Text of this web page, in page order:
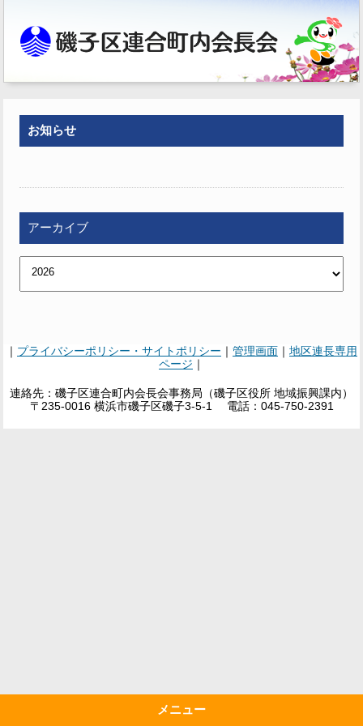
お知らせ
アーカイブ
｜ プライバシーポリシー・サイトポリシー ｜ 管理画面 ｜ 地区連長専用
ページ ｜
連絡先：磯子区連合町内会長会事務局（磯子区役所 地域振興課内）
〒235-0016 横浜市磯子区磯子3-5-1 電話：045-750-2391
メニュー